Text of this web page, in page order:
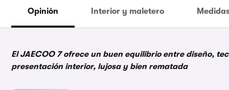
Opinión Interior y maletero
El JAECOO 7 ofrece un buen equilibrio entre diseño,
presentación interior, lujosa y bien rematada